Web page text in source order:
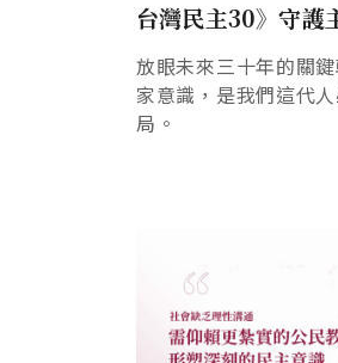
台灣民主30》守護
放眼未來三十年的關
家意識，是我們這代
局。